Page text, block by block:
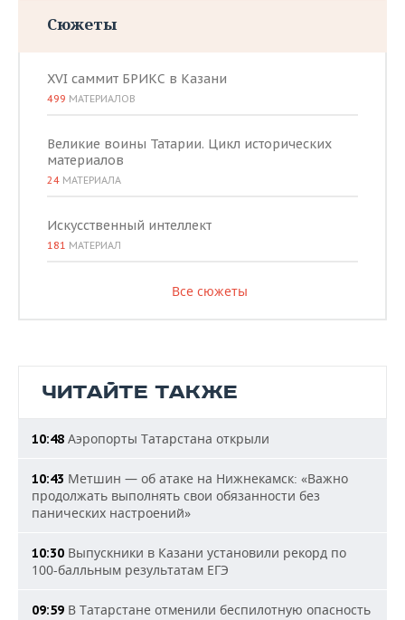
Сюжеты
XVI саммит БРИКС в Казани
499 МАТЕРИАЛОВ
Великие воины Татарии. Цикл исторических
материалов
24 МАТЕРИАЛА
Искусственный интеллект
181 МАТЕРИАЛ
Все сюжеты
ЧИТАЙТЕ ТАКЖЕ
10:48 Аэропорты Татарстана открыли
10:43 Метшин — об атаке на Нижнекамск: «Важно
продолжать выполнять свои обязанности без
панических настроений»
10:30 Выпускники в Казани установили рекорд по
100-балльным результатам ЕГЭ
09:59 В Татарстане отменили беспилотную опасность